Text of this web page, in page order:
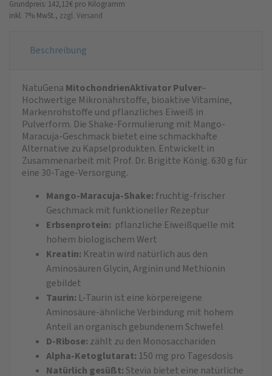
Grundpreis: 142,12 € pro Kilogramm
inkl. 7% MwSt., zzgl. Versand
Beschreibung
NatuGena MitochondrienAktivator Pulver–
Hochwertige Mikronährstoffe, bioaktive Vitamine,
Markenrohstoffe und pflanzliches Eiweiß in
Pulverform. Die Shake-Formulierung mit Mango-
Maracuja-Geschmack bietet eine schmackhafte
Alternative zu Kapselprodukten. Entwickelt in
Zusammenarbeit mit Prof. Dr. Brigitte König. 630 g für
eine 30-Tage-Versorgung.
Mango-Maracuja-Shake: fruchtig-frischer
Geschmack mit funktioneller Rezeptur
Erbsenprotein: pflanzliche Eiweißquelle mit
hohem biologischem Wert
Kreatin: Kreatin wird natürlich aus den
Aminosäuren Glycin, Arginin und Methionin
gebildet
Taurin: L-Taurin ist eine körpereigene
Aminosäure-ähnliche Verbindung mit hohem
Anteil an organisch gebundenem Schwefel
D-Ribose: zählt zu den Monosacchariden
Alpha-Ketoglutarat: 150 mg pro Tagesdosis
Natürlich gesüßt:Stevia bietet eine natürliche